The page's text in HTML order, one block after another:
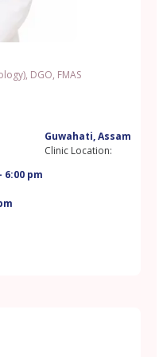
DGO, FMAS
Guwahati, Assam
Clinic Location:
6:00 pm